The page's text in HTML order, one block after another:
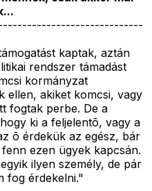
kaptak, aztán
rendszer támadást
kormányzat
ellen, akiket komcsi, vagy
fogtak perbe. De a
ki a feljelentõ, vagy a
õ érdekük az egész, bár
ezen ügyek kapcsán.
ilyen személy, de pár
fog érdekelni."